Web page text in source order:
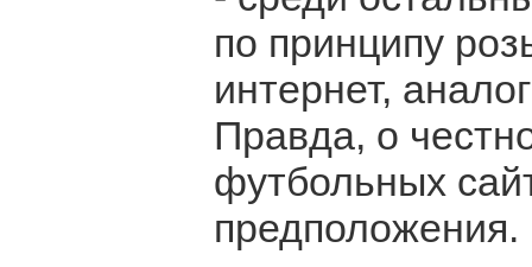
по принципу
интернет,
Правда, о
футбольных
предположения.